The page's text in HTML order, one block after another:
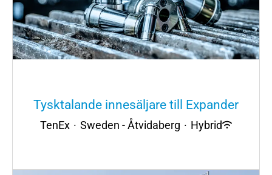
Tysktalande innesäljare till Expander
TenEx · Sweden - Åtvidaberg · Hybrid